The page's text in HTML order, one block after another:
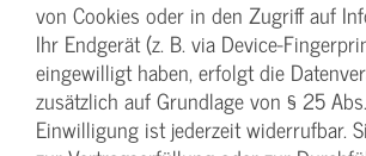
von Cookies oder in den Zugriff auf
Ihr Endgerät (z. B. via Device-
eingewilligt haben, erfolgt die
zusätzlich auf Grundlage von § 25
Einwilligung ist jederzeit widerrufbar.